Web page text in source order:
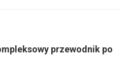
przewodnik po